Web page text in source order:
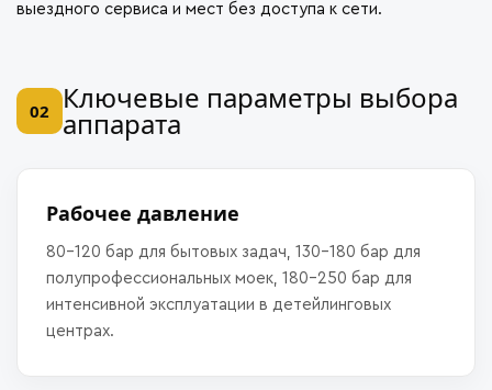
выездного сервиса и мест без доступа к сети.
02 Ключевые параметры выбора
аппарата
Рабочее давление
80–120 бар для бытовых задач, 130–180 бар для
полупрофессиональных моек, 180–250 бар для
интенсивной эксплуатации в детейлинговых
центрах.